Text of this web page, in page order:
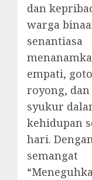
dan
warga
senantiasa
empati,
royong, dan
syukur
kehidupan
hari.
semangat